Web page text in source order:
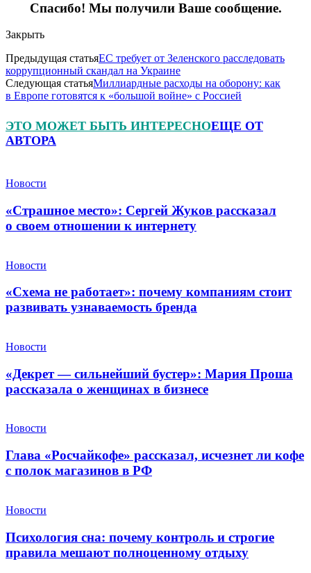
Спасибо! Мы получили Ваше сообщение.
Закрыть
Предыдущая статьяЕС требует от Зеленского расследовать
коррупционный скандал на Украине
Следующая статьяМиллиардные расходы на оборону: как
в Европе готовятся к «большой войне» с Россией
ЭТО МОЖЕТ БЫТЬ ИНТЕРЕСНОЕЩЕ ОТ
АВТОРА
Новости
«Страшное место»: Сергей Жуков рассказал
о своем отношении к интернету
Новости
«Схема не работает»: почему компаниям стоит
развивать узнаваемость бренда
Новости
«Декрет — сильнейший бустер»: Мария Проша
рассказала о женщинах в бизнесе
Новости
Глава «Росчайкофе» рассказал, исчезнет ли кофе
с полок магазинов в РФ
Новости
Психология сна: почему контроль и строгие
правила мешают полноценному отдыху